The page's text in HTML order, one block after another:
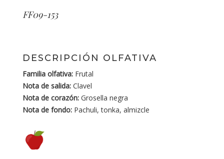
FF09-153
DESCRIPCIÓN OLFATIVA
Familia olfativa: Frutal
Nota de salida: Clavel
Nota de corazón: Grosella negra
Nota de fondo: Pachuli, tonka, almizcle